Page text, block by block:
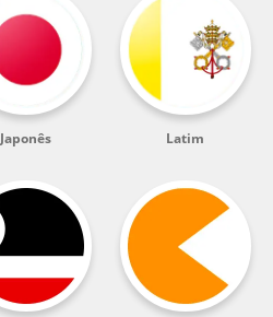
Japonês Latim